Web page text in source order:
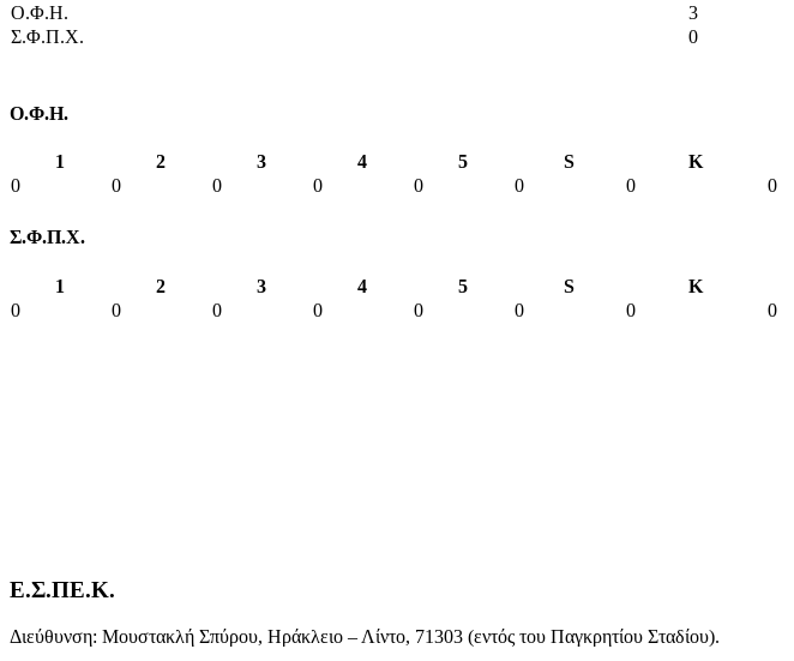
Ο.Φ.Η.
3
Σ.Φ.Π.Χ.
0
Ο.Φ.Η.
1 2 3 4 5 S K
0
0 0 0 0 0 0 0
Σ.Φ.Π.Χ.
1 2 3 4 5 S K
0
0 0 0 0 0 0 0
Ε.Σ.ΠΕ.Κ.
Διεύθυνση: Μουστακλή Σπύρου, Ηράκλειο – Λίντο, 71303 (εντός του Παγκρητίου Σταδίου).